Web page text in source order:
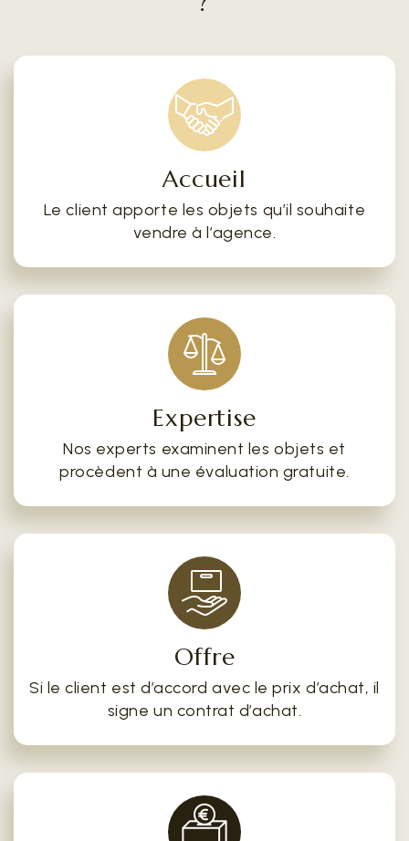
Accueil
Le client apporte les objets qu’il souhaite
vendre à l’agence.
Expertise
Nos experts examinent les objets et
procèdent à une évaluation gratuite.
Offre
Si le client est d’accord avec le prix d’achat, il
signe un contrat d’achat.